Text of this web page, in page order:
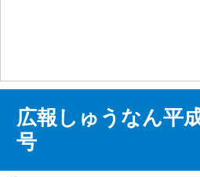
広報しゅうなん平
号